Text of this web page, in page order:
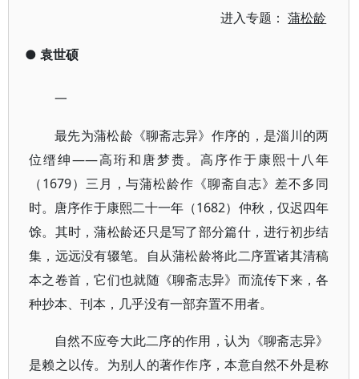
进入专题：蒲松龄
● 袁世硕
一
最先为蒲松龄《聊斋志异》作序的，是淄川的两
位缙绅——高珩和唐梦赉。高序作于康熙十八年
（1679）三月，与蒲松龄作《聊斋自志》差不多同
时。唐序作于康熙二十一年（1682）仲秋，仅迟四年
馀。其时，蒲松龄还只是写了部分篇什，进行初步结
集，远远没有辍笔。自从蒲松龄将此二序置诸其清稿
本之卷首，它们也就随《聊斋志异》而流传下来，各
种抄本、刊本，几乎没有一部弃置不用者。
自然不应夸大此二序的作用，认为《聊斋志异》
是赖之以传。为别人的著作作序，本意自然不外是称